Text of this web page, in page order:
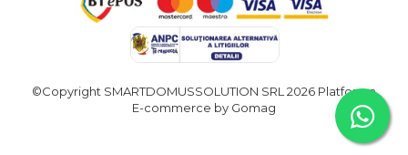
©Copyright SMARTDOMUSSOLUTION SRL 2026 Platforma
E-commerce by Gomag